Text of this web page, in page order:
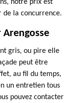
notre prix est
la concurrence.
Arengosse
gris, ou pire elle
peut être
au fil du temps,
un entretien tous
pouvez contacter